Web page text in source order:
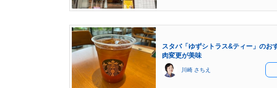
スタバ「ゆずシトラス&ティー」のお
肉変更が美味
川崎 さちえ